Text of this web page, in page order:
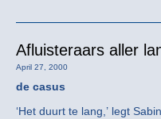
Afluisteraars aller
April 27, 2000
de casus
‘Het duurt te lang,’ legt